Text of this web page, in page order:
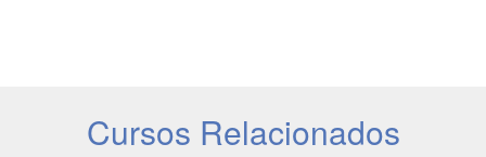
Cursos Relacionados